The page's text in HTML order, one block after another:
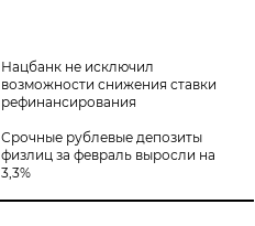
Нацбанк не исключил
возможности снижения ставки
рефинансирования
Срочные рублевые депозиты
физлиц за февраль выросли на
3,3%